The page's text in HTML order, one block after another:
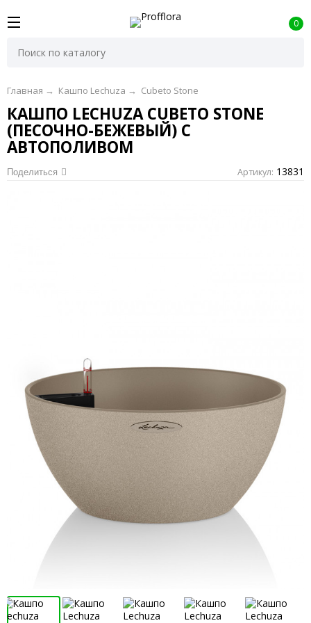
0
Главная → Кашпо Lechuza → Cubeto Stone
КАШПО LECHUZA CUBETO STONE
(ПЕСОЧНО-БЕЖЕВЫЙ) С
АВТОПОЛИВОМ
Поделиться Артикул: 13831